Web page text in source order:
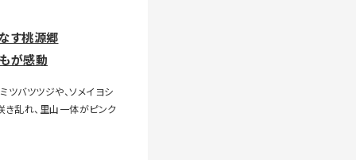
す桃源郷
が感動
バツツジや、ソメイヨシ
き乱れ、里山一体がピンク